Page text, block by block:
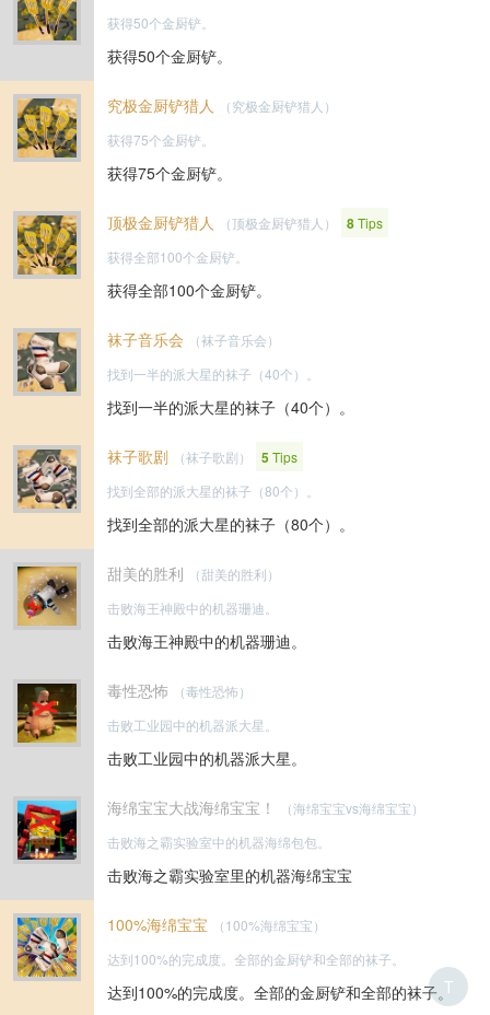
获得50个金厨铲。
获得50个金厨铲。
究极金厨铲猎人
（究极金厨铲猎人）
获得75个金厨铲。
获得75个金厨铲。
顶极金厨铲猎人 （顶极金厨铲猎人） 8Tips
获得全部100个金厨铲。
获得全部100个金厨铲。
袜子音乐会
（袜子音乐会）
找到一半的派大星的袜子（40个）。
找到一半的派大星的袜子（40个）。
袜子歌剧 （袜子歌剧） 5Tips
找到全部的派大星的袜子（80个）。
找到全部的派大星的袜子（80个）。
甜美的胜利
（甜美的胜利）
击败海王神殿中的机器珊迪。
击败海王神殿中的机器珊迪。
毒性恐怖
（毒性恐怖）
击败工业园中的机器派大星。
击败工业园中的机器派大星。
海绵宝宝大战海绵宝宝！
（海绵宝宝vs海绵宝宝）
击败海之霸实验室中的机器海绵包包。
击败海之霸实验室里的机器海绵宝宝
100%海绵宝宝
（100%海绵宝宝）
达到100%的完成度。全部的金厨铲和全部的袜子。
达到100%的完成度。全部的金厨铲和全部的袜子。T